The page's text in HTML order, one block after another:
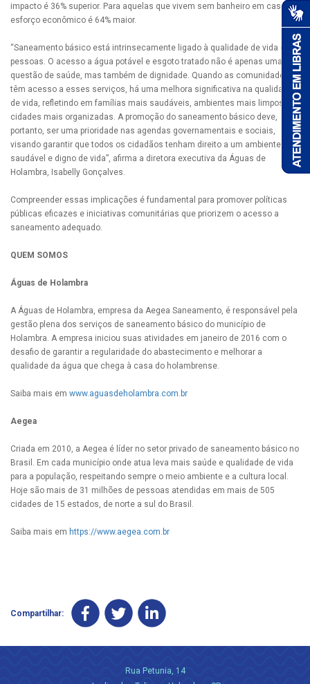
impacto é 36% superior. Para aquelas que vivem sem banheiro em casa, o
esforço econômico é 64% maior.
“Saneamento básico está intrinsecamente ligado à qualidade de vida das
pessoas. O acesso a água potável e esgoto tratado não é apenas uma
questão de saúde, mas também de dignidade. Quando as comunidades
têm acesso a esses serviços, há uma melhora significativa na qualidade
de vida, refletindo em famílias mais saudáveis, ambientes mais limpos e
cidades mais organizadas. A promoção do saneamento básico deve,
portanto, ser uma prioridade nas agendas governamentais e sociais,
visando garantir que todos os cidadãos tenham direito a um ambiente
saudável e digno de vida”, afirma a diretora executiva da Águas de
Holambra, Isabelly Gonçalves.
Compreender essas implicações é fundamental para promover políticas
públicas eficazes e iniciativas comunitárias que priorizem o acesso a
saneamento adequado.
QUEM SOMOS
Águas de Holambra
A Águas de Holambra, empresa da Aegea Saneamento, é responsável pela
gestão plena dos serviços de saneamento básico do município de
Holambra. A empresa iniciou suas atividades em janeiro de 2016 com o
desafio de garantir a regularidade do abastecimento e melhorar a
qualidade da água que chega à casa do holambrense.
Saiba mais em www.aguasdeholambra.com.br
Aegea
Criada em 2010, a Aegea é líder no setor privado de saneamento básico no
Brasil. Em cada município onde atua leva mais saúde e qualidade de vida
para a população, respeitando sempre o meio ambiente e a cultura local.
Hoje são mais de 31 milhões de pessoas atendidas em mais de 505
cidades de 15 estados, de norte a sul do Brasil.
Saiba mais em https://www.aegea.com.br
Compartilhar:
Rua Petunia, 14